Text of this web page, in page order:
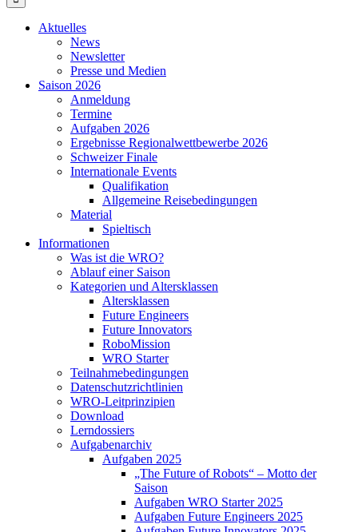
Aktuelles
News
Newsletter
Presse und Medien
Saison 2026
Anmeldung
Termine
Aufgaben 2026
Ergebnisse Regionalwettbewerbe 2026
Schweizer Finale
Internationale Events
Qualifikation
Allgemeine Reisebedingungen
Material
Spieltisch
Informationen
Was ist die WRO?
Ablauf einer Saison
Kategorien und Altersklassen
Altersklassen
Future Engineers
Future Innovators
RoboMission
WRO Starter
Teilnahmebedingungen
Datenschutzrichtlinien
WRO-Leitprinzipien
Download
Lerndossiers
Aufgabenarchiv
Aufgaben 2025
„The Future of Robots“ – Motto der
Saison
Aufgaben WRO Starter 2025
Aufgaben Future Engineers 2025